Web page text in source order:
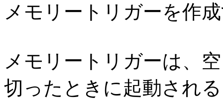
メモリートリガーを作
メモリートリガーは、
切ったときに起動され